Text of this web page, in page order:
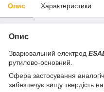
Опис Характеристики
Опис
Зварювальний електрод
рутилово-основний.
Сфера застосування
забезпечує вищу твердість